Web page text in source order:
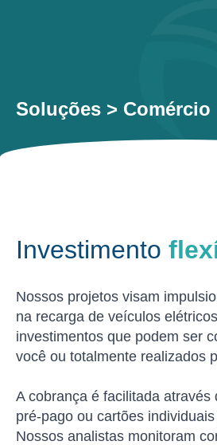
Soluções > Comércio
Investimento
Nossos projetos visam
na recarga de veículos
investimentos que podem ser
você ou totalmente realizados
A cobrança é facilitada através
pré-pago ou cartões
Nossos analistas monitoram